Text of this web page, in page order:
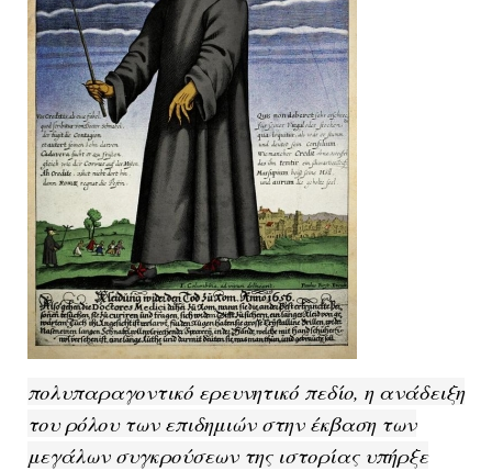
πολυπαραγοντικό ερευνητικό πεδίο, η ανάδειξη
του ρόλου των επιδημιών στην έκβαση των
μεγάλων συγκρούσεων της ιστορίας υπήρξε